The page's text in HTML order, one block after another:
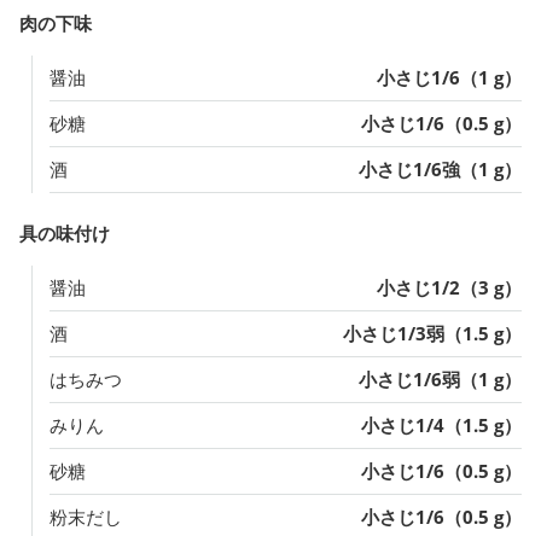
肉の下味
醤油
小さじ1/6（1 g）
砂糖
小さじ1/6（0.5 g）
酒
小さじ1/6強（1 g）
具の味付け
醤油
小さじ1/2（3 g）
酒
小さじ1/3弱（1.5 g）
はちみつ
小さじ1/6弱（1 g）
みりん
小さじ1/4（1.5 g）
砂糖
小さじ1/6（0.5 g）
粉末だし
小さじ1/6（0.5 g）